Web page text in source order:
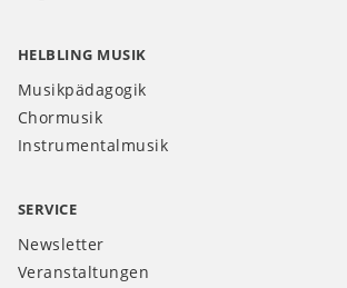
HELBLING MUSIK
Musikpädagogik
Chormusik
Instrumentalmusik
SERVICE
Newsletter
Veranstaltungen